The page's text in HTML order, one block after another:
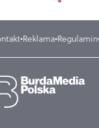
Reklama Regulamin